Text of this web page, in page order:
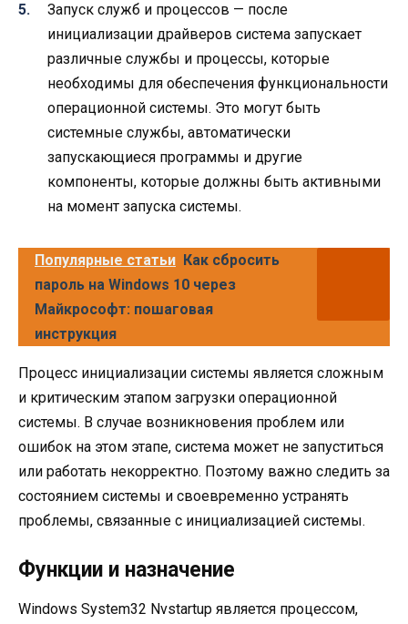
Запуск служб и процессов — после
инициализации драйверов система запускает
различные службы и процессы, которые
необходимы для обеспечения функциональности
операционной системы. Это могут быть
системные службы, автоматически
запускающиеся программы и другие
компоненты, которые должны быть активными
на момент запуска системы.
Популярные статьи Как сбросить
пароль на Windows 10 через
Майкрософт: пошаговая
инструкция
Процесс инициализации системы является сложным
и критическим этапом загрузки операционной
системы. В случае возникновения проблем или
ошибок на этом этапе, система может не запуститься
или работать некорректно. Поэтому важно следить за
состоянием системы и своевременно устранять
проблемы, связанные с инициализацией системы.
Функции и назначение
Windows System32 Nvstartup является процессом,